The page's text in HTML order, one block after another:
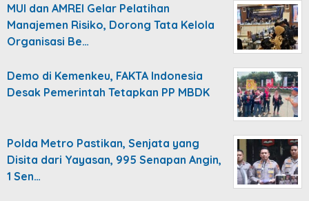
MUI dan AMREI Gelar Pelatihan
Manajemen Risiko, Dorong Tata Kelola
Organisasi Be…
Demo di Kemenkeu, FAKTA Indonesia
Desak Pemerintah Tetapkan PP MBDK
Polda Metro Pastikan, Senjata yang
Disita dari Yayasan, 995 Senapan Angin,
1 Sen…